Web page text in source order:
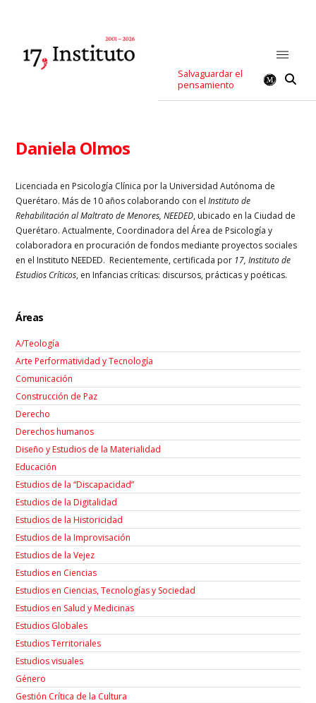
Salvaguardar el
pensamiento
Daniela Olmos
Licenciada en Psicología Clínica por la Universidad Autónoma de
Querétaro. Más de 10 años colaborando con el Instituto de
Rehabilitación al Maltrato de Menores, NEEDED, ubicado en la Ciudad de
Querétaro.Actualmente, Coordinadora del Área de Psicología y
colaboradora en procuración de fondos mediante proyectos sociales
en el Instituto NEEDED. Recientemente, certificada por 17, Instituto de
Estudios Críticos, en Infancias críticas: discursos, prácticas y poéticas.
Áreas
A/Teología
Arte Performatividad y Tecnología
Comunicación
Construcción de Paz
Derecho
Derechos humanos
Diseño y Estudios de la Materialidad
Educación
Estudios de la “Discapacidad”
Estudios de la Digitalidad
Estudios de la Historicidad
Estudios de la Improvisación
Estudios de la Vejez
Estudios en Ciencias
Estudios en Ciencias, Tecnologías y Sociedad
Estudios en Salud y Medicinas
Estudios Globales
Estudios Territoriales
Estudios visuales
Género
Gestión Crítica de la Cultura